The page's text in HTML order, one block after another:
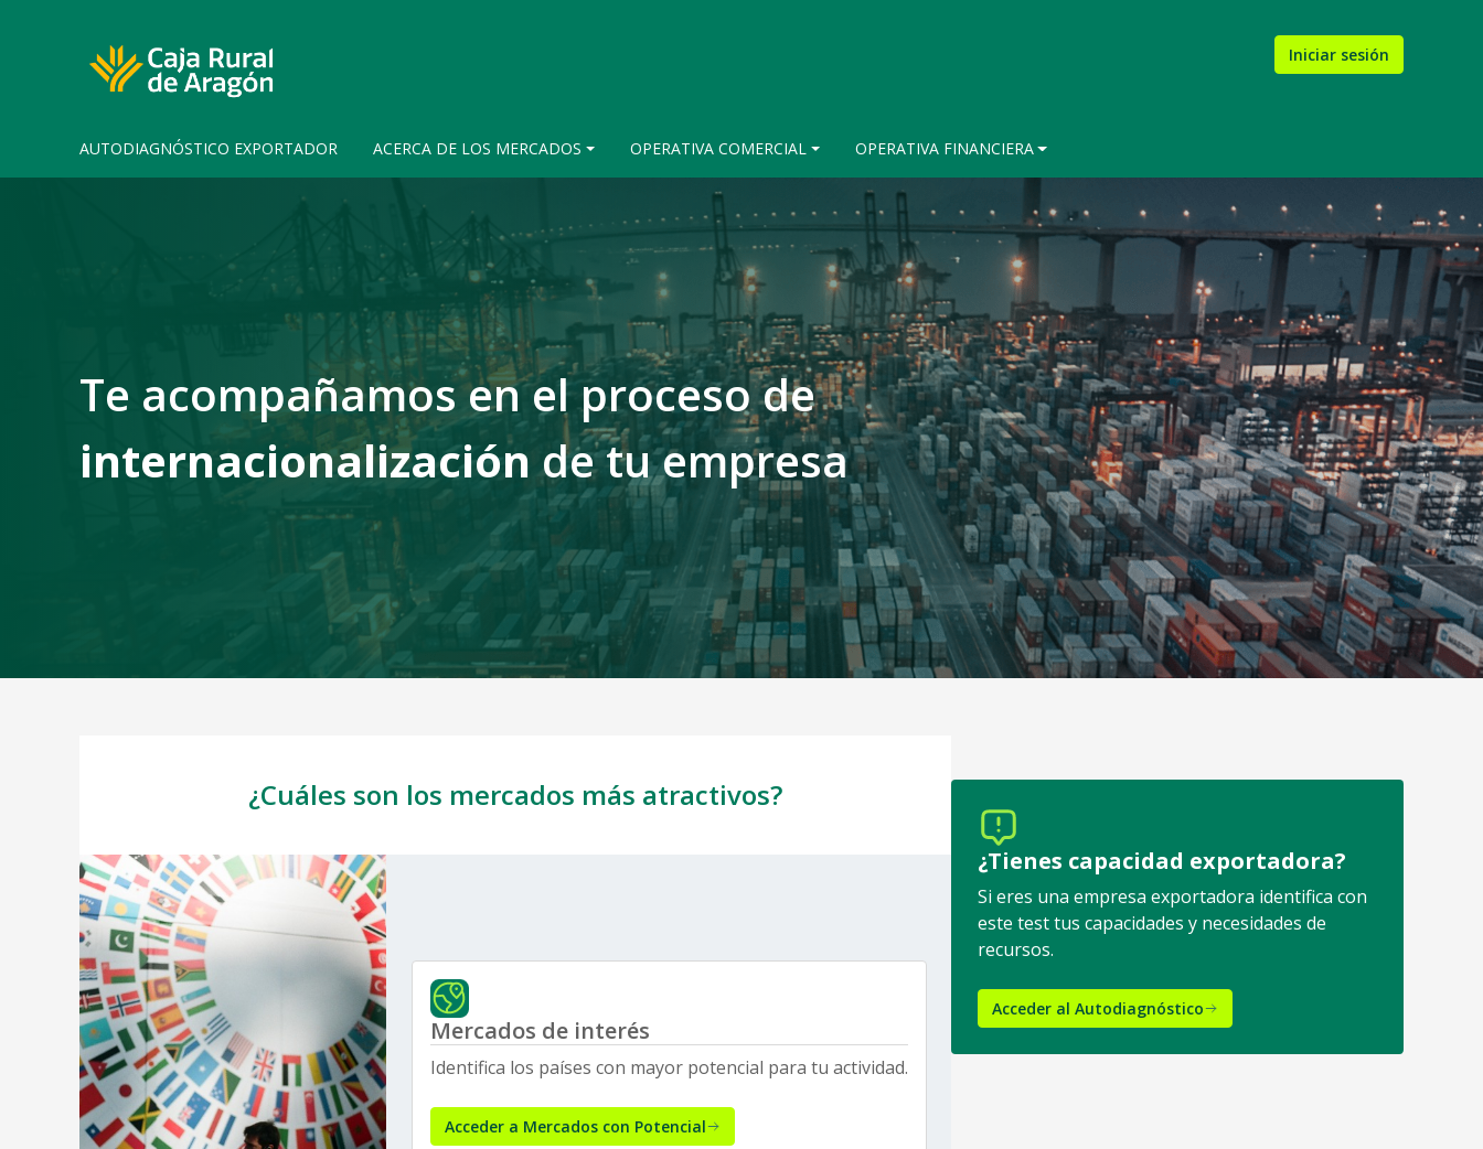
Iniciar sesión
AUTODIAGNÓSTICO EXPORTADOR ACERCA DE LOS MERCADOS OPERATIVA COMERCIAL OPERATIVA FINANCIERA
Te acompañamos en el proceso de
internacionalizaciónde tu empresa
¿Cuáles son los mercados más atractivos?
Mercados de interés
Identifica los países con mayor potencial para tu actividad.
Acceder a Mercados con Potencial
¿Tienes capacidad exportadora?
Si eres una empresa exportadora identifica con
este test tus capacidades y necesidades de
recursos.
Acceder al Autodiagnóstico